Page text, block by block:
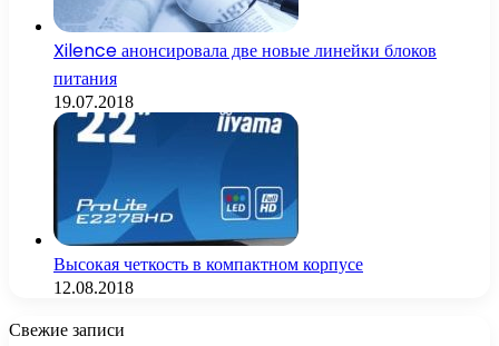
Xilence анонсировала две новые линейки блоков
питания
19.07.2018
Высокая четкость в компактном корпусе
12.08.2018
Свежие записи